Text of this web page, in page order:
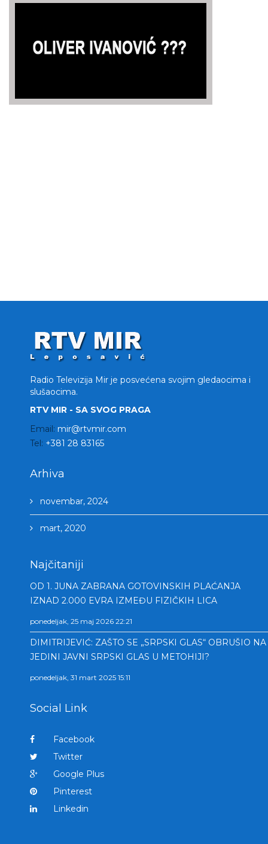
Radio Televizija Mir je posvećena svojim gledaocima i
slušaocima.
RTV MIR - SA SVOG PRAGA
Email: mir@rtvmir.com
Tel: +381 28 83165
Arhiva
novembar, 2024
mart, 2020
Najčitaniji
OD 1. JUNA ZABRANA GOTOVINSKIH PLAĆANJA
IZNAD 2.000 EVRA IZMEĐU FIZIČKIH LICA
ponedeljak, 25 maj 2026 22:21
DIMITRIJEVIĆ: ZAŠTO SE „SRPSKI GLAS“ OBRUŠIO NA
JEDINI JAVNI SRPSKI GLAS U METOHIJI?
ponedeljak, 31 mart 2025 15:11
Social Link
Facebook
Twitter
Google Plus
Pinterest
Linkedin